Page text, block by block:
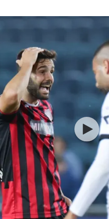
אביב
שבע
ליגה סינית
ליגות נוספות